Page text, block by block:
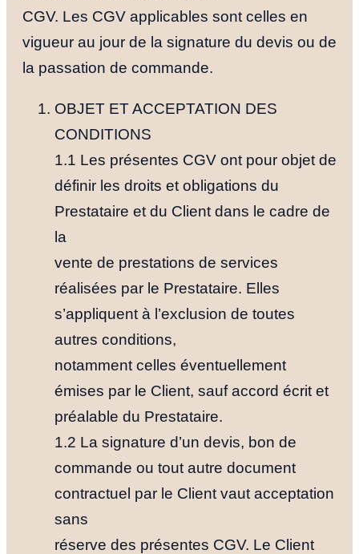
CGV. Les CGV applicables sont celles en
vigueur au jour de la signature du devis ou de
la passation de commande.
OBJET ET ACCEPTATION DES
CONDITIONS
1.1 Les présentes CGV ont pour objet de
définir les droits et obligations du
Prestataire et du Client dans le cadre de
la
vente de prestations de services
réalisées par le Prestataire. Elles
s’appliquent à l’exclusion de toutes
autres conditions,
notamment celles éventuellement
émises par le Client, sauf accord écrit et
préalable du Prestataire.
1.2 La signature d’un devis, bon de
commande ou tout autre document
contractuel par le Client vaut acceptation
sans
réserve des présentes CGV. Le Client